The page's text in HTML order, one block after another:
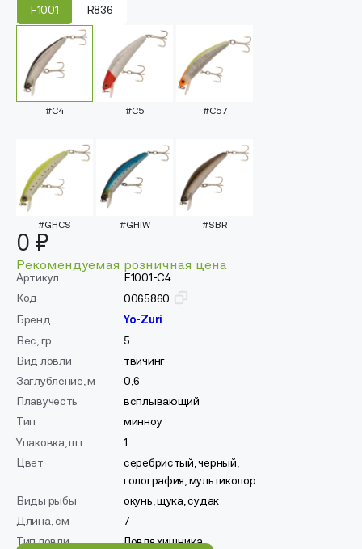
F1001 R836
#C4 #C5 #C57
#GHCS #GHIW #SBR
0 ₽
Рекомендуемая розничная цена
Артикул
F1001-C4
Код
0065860
Бренд
Yo-Zuri
Вес, гр
5
Вид ловли
твичинг
Заглубление, м
0,6
Плавучесть
всплывающий
Тип
минноу
Упаковка, шт
1
Цвет
серебристый, черный,
голография, мультиколор
Виды рыбы
окунь, щука, судак
Длина, см
7
Тип ловли
Ловля хищника